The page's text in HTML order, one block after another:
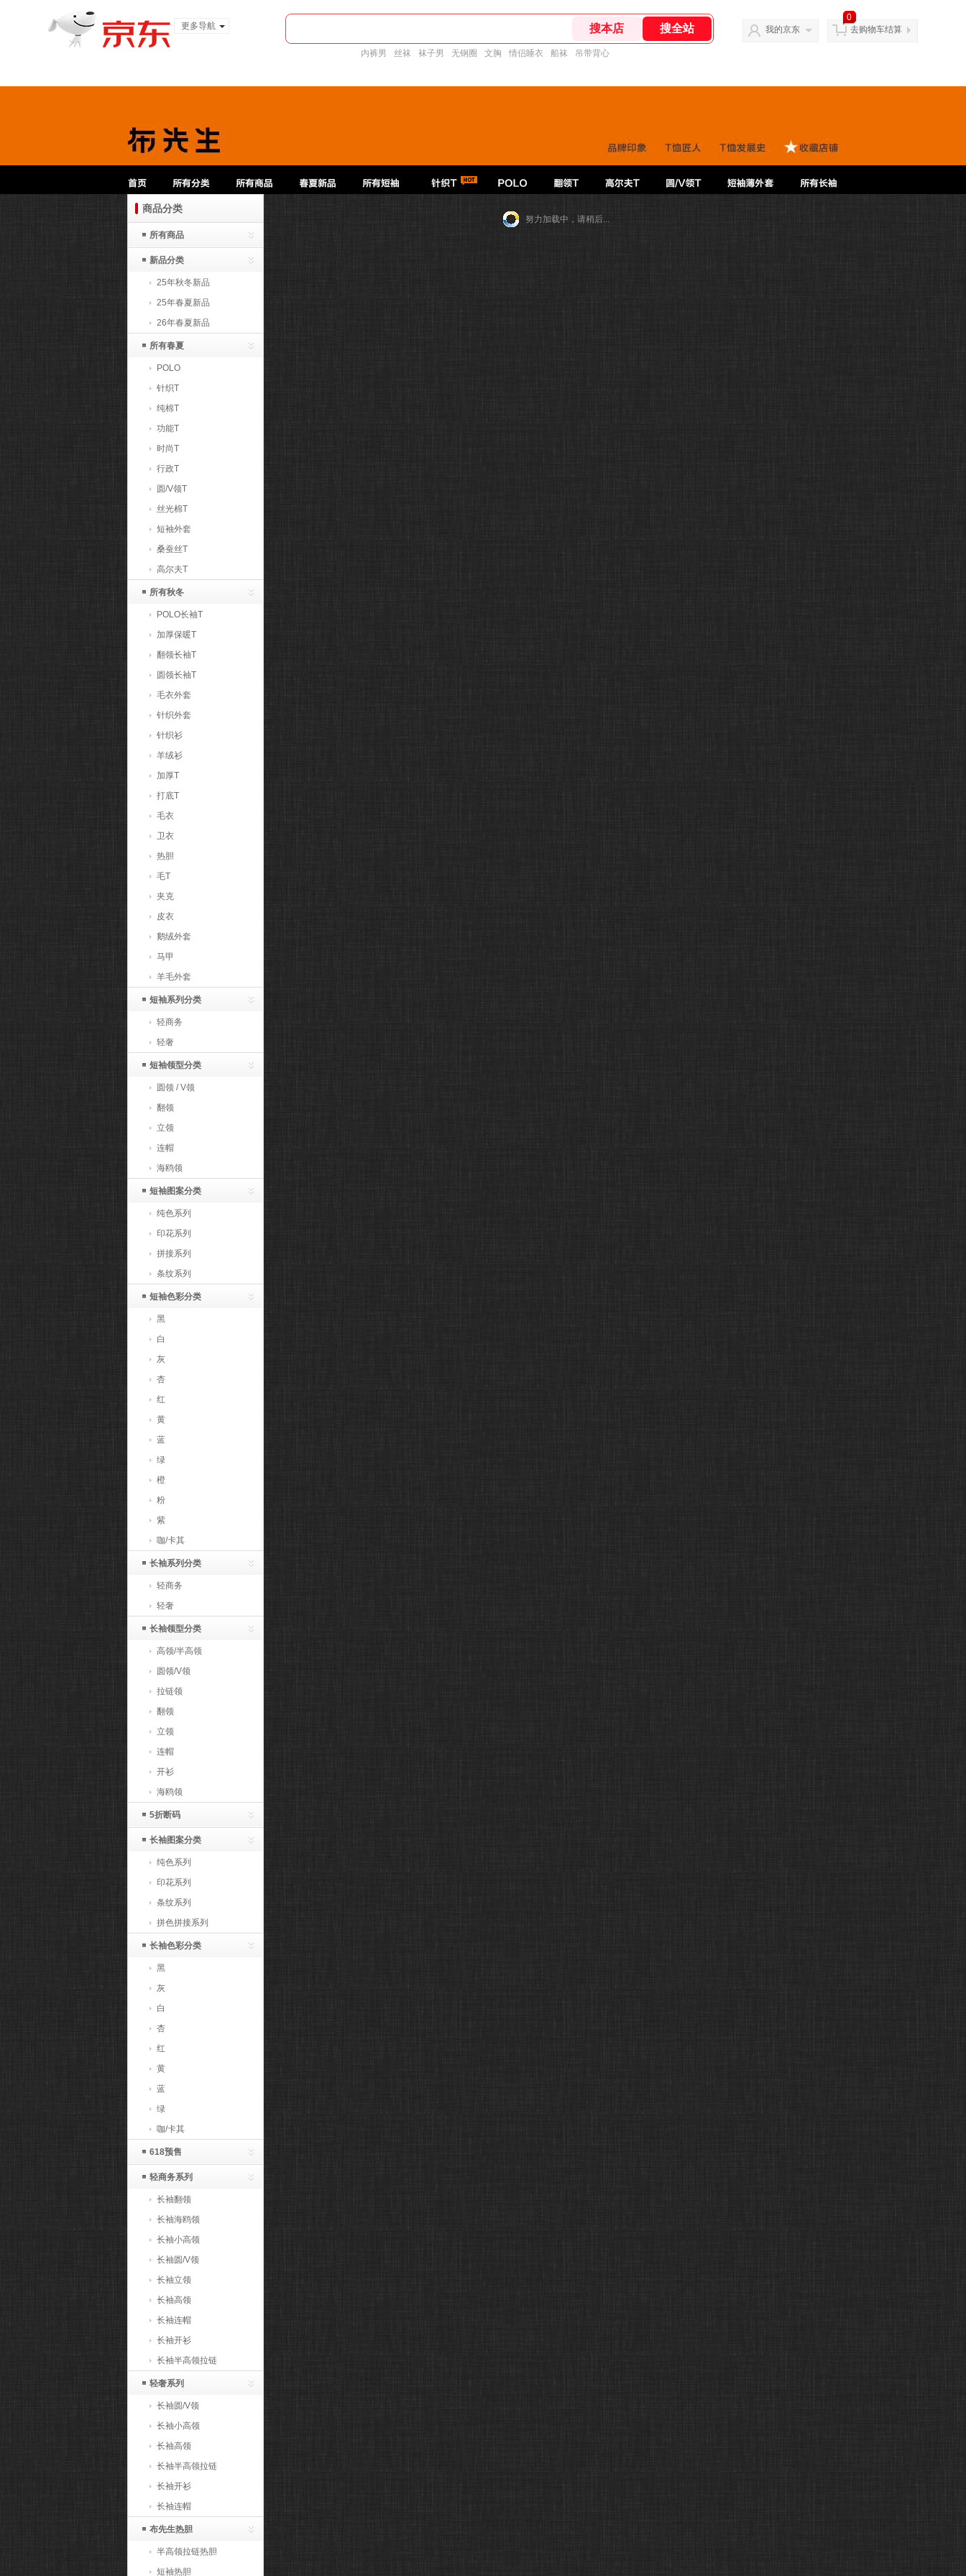
更多导航
内裤男 丝袜 袜子男 无钢圈 文胸 情侣睡衣 船袜 吊带背心
我的京东
0
去购物车结算
商品分类
所有商品
新品分类
25年秋冬新品
25年春夏新品
26年春夏新品
所有春夏
POLO
针织T
纯棉T
功能T
时尚T
行政T
圆/V领T
丝光棉T
短袖外套
桑蚕丝T
高尔夫T
所有秋冬
POLO长袖T
加厚保暖T
翻领长袖T
圆领长袖T
毛衣外套
针织外套
针织衫
羊绒衫
加厚T
打底T
毛衣
卫衣
热胆
毛T
夹克
皮衣
鹅绒外套
马甲
羊毛外套
短袖系列分类
轻商务
轻奢
短袖领型分类
圆领 / V领
翻领
立领
连帽
海鸥领
短袖图案分类
纯色系列
印花系列
拼接系列
条纹系列
短袖色彩分类
黑
白
灰
杏
红
黄
蓝
绿
橙
粉
紫
咖/卡其
长袖系列分类
轻商务
轻奢
长袖领型分类
高领/半高领
圆领/V领
拉链领
翻领
立领
连帽
开衫
海鸥领
5折断码
长袖图案分类
纯色系列
印花系列
条纹系列
拼色拼接系列
长袖色彩分类
黑
灰
白
杏
红
黄
蓝
绿
咖/卡其
618预售
轻商务系列
长袖翻领
长袖海鸥领
长袖小高领
长袖圆/V领
长袖立领
长袖高领
长袖连帽
长袖开衫
长袖半高领拉链
轻奢系列
长袖圆/V领
长袖小高领
长袖高领
长袖半高领拉链
长袖开衫
长袖连帽
布先生热胆
半高领拉链热胆
短袖热胆
努力加载中，请稍后...